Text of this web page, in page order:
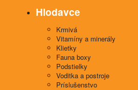
Hlodavce
Krmivá
Vitamíny a minerály
Klietky
Fauna boxy
Podstielky
Voditka a postroje
Príslušenstvo